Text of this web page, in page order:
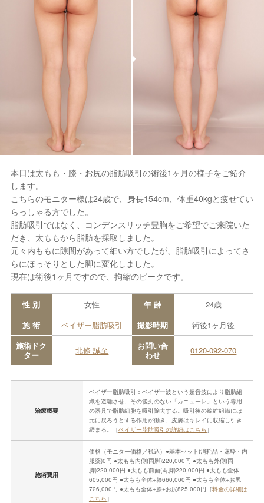
本日は太もも・膝・お尻の脂肪吸引の術後1ヶ月の様子をご紹介
します。
こちらのモニター様は24歳で、身長154cm、体重40kgと痩せてい
らっしゃる方でした。
脂肪吸引ではなく、コンデンスリッチ豊胸をご希望でご来院いた
だき、太ももから脂肪を採取しました。
元々内ももに隙間があって細い方でしたが、脂肪吸引によってさ
らにほっそりとした脚に変化しました。
現在は術後1ヶ月ですので、拘縮のピークです。
性 別 女性 年 齢
24歳
施 術
ベイザー脂肪吸引 撮影時期
術後1ヶ月後
施術ドク
ター
北條 誠至
お問い合
わせ
0120-092-070
治療概要
ベイザー脂肪吸引：ベイザー波という超音波により脂肪組
織を遊離させ、その後刃のない「カニューレ」という専用
の器具で脂肪細胞を吸引除去する。吸引後の線維組織には
元に戻ろうとする作用が働き、皮膚はキレイに収縮し引き
締まる。［ベイザー脂肪吸引の詳細はこちら］
施術費用
価格（モニター価格／税込）●基本セット(消耗品・麻酔・内
服薬)0円 ●太もも内側(両脚)220,000円 ●太もも外側(両
脚)220,000円 ●太もも前面(両脚)220,000円 ●太もも全体
605,000円 ●太もも全体+膝660,000円 ●太もも全体+お尻
726,000円 ●太もも全体+膝+お尻825,000円［料金の詳細は
こちら］